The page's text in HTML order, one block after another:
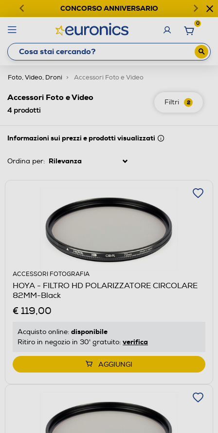
CONCORSO ANNIVERSARIO
0
Foto, Video, Droni Accessori Foto e Video
Filtri 2
Accessori Foto e Video
4prodotti
Informazioni sui prezzi e prodotti visualizzati
Ordina per:
ACCESSORI FOTOGRAFIA
HOYA - FILTRO HD POLARIZZATORE CIRCOLARE
82MM-Black
€ 119,00
Acquisto online: disponibile
Ritiro in negozio in 30' gratuito: verifica
AGGIUNGI